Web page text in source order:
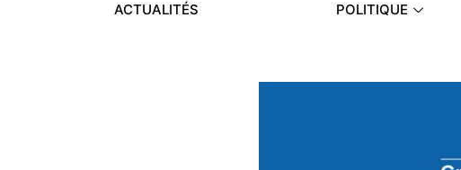
ACTUALITÉS POLITIQUE